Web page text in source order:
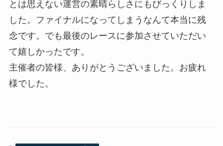
とは思えない運営の素晴らしさにもびっくりしま
した。ファイナルになってしまうなんて本当に残
念です。でも最後のレースに参加させていただい
て嬉しかったです。
主催者の皆様、ありがとうございました。お疲れ
様でした。